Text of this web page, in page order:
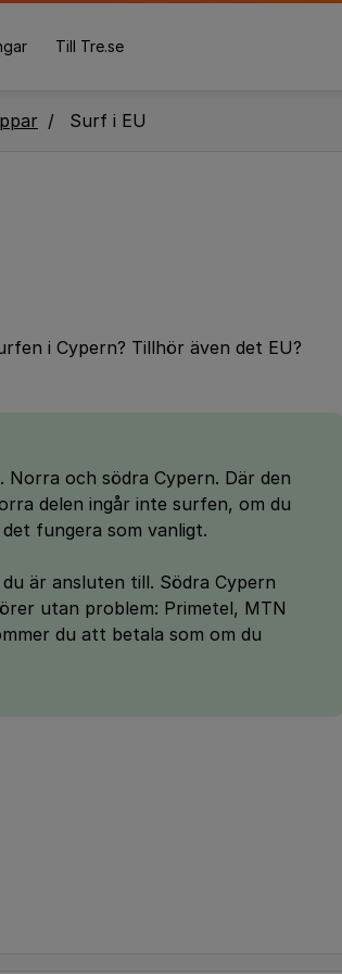
Till Tre.se
Surf i EU
i Cypern? Tillhör även det EU?
Norra och södra Cypern. Där den
delen ingår inte surfen, om du
fungera som vanligt.
är ansluten till. Södra Cypern
utan problem: Primetel, MTN
du att betala som om du